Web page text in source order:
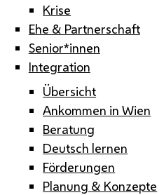
Krise
Ehe & Partnerschaft
Senior*innen
Integration
Übersicht
Ankommen in Wien
Beratung
Deutsch lernen
Förderungen
Planung & Konzepte